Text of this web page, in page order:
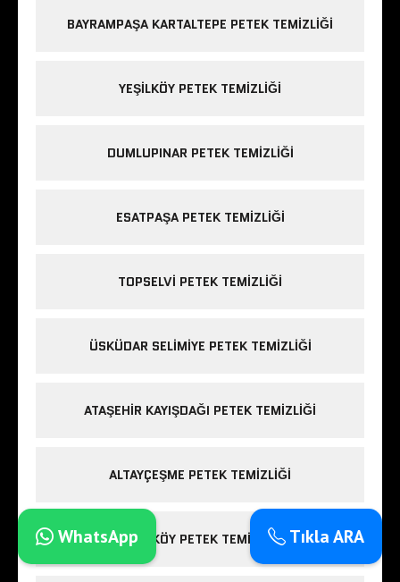
BAYRAMPAŞA KARTALTEPE PETEK TEMIZLIĞI
YEŞILKÖY PETEK TEMIZLIĞI
DUMLUPINAR PETEK TEMIZLIĞI
ESATPAŞA PETEK TEMIZLIĞI
TOPSELVI PETEK TEMIZLIĞI
ÜSKÜDAR SELIMIYE PETEK TEMIZLIĞI
ATAŞEHIR KAYIŞDAĞI PETEK TEMIZLIĞI
ALTAYÇEŞME PETEK TEMIZLIĞI
KURTKÖY PETEK TEMIZLIĞI Tıkla ARA
WhatsApp